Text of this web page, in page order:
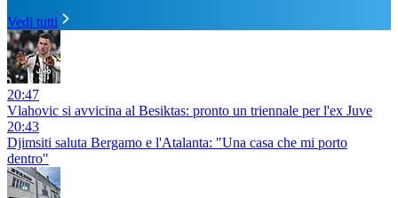
Vedi tutti
20:47
Vlahovic si avvicina al Besiktas: pronto un triennale per l'ex Juve
20:43
Djimsiti saluta Bergamo e l'Atalanta: "Una casa che mi porto
dentro"